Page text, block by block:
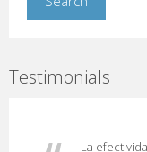
Testimonials
La